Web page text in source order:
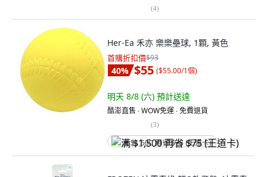
(4)
Her-Ea 禾亦 樂樂壘球, 1顆, 黃色
首購折扣價$93
40% $55 ($55.00/1個)
明天 8/8 (六) 預計送達
酷澎直售 ∙ WOW免運 ∙ 免費退貨
(3)
满 $1,500 再省 $75 (王道卡)